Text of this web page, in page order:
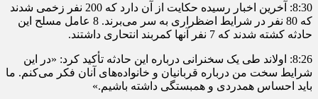
8:30: آخرین اخبار رسیده حکایت از آن دارد که 200 نفر زخمی شدند
که 80 نفر در شرایط اضظراری به سر می‌برند. 8 عامل مسلح این
حادثه کشته شدند که 7 نفر آنها کمربند انتحاری داشتند.
8:26: اولاند طی یک سخنرانی درباره این حادثه تأکید کرد: «در این
شرایط سخت من درباره قربانیان و خانواده‌های آنان فکر می‌کنم. ما
باید احساس همدردی و همبستگی داشته باشیم.»